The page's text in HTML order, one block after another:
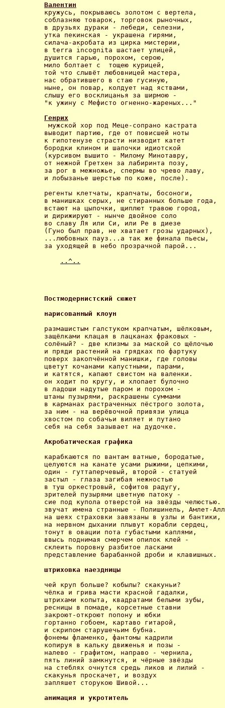
Валентин
кружусь, покрываюсь золотом с вертела,
соблазняю товарок, торговок рыночных,
в друзьях дураки - лебеди, селезни,
утка пекинская - украшена гирями,
силача-акробата из цирка мистерии,
в terra incognita шастает улицей,
душится гарью, порохом, серою,
мило болтает с  тощею курицей,
той что слывёт любовницей мастера,
нас обратившего в стаю гусиную,
ныне, он повар, колдует над яствами,
слышу его восклицанья за ширмою -
"к ужину с Мефисто огненно-жареных..."
Генрих
мужской хор под Меце-сопрано кастрата
выводит партию, где от повисшей ноты
к гипотенузе страсти низводит катет
бородки клином и шапочки идиотской
(курсивом вышито - Милому Минотавру,
от нежной Гретхен за лабиринта позу,
за рог в межножье, спермы во чрево лаву,
и лобызанье шерстью по коже, после).
регенты клетчаты, крапчаты, босоноги,
в манишках серых, не стиранных больше года,
встают на цыпочки, щиплют травою город,
и дирижируют - нынче двойное соло
во славу Ля или Си, или Ре в диезе
(Гуно был прав, не хватает грозы ударных),
...любовных пауз...а так же финала пьесы,
за уходящей в небо прозрачной парой...
..^..
Постмодернистский сюжет
нарисованный клоун
размашистым галстуком крапчатым, шёлковым,
защёлками клацая в лацканах фраковых -
солёный? - две клизмы за маской со щёлочью
и пряди растений на грядках по фартуку
поверх закопчённой манишки, где головы
цветут кочанами капустными, парами,
и катятся, капают свистом на валенки.
он ходит по кругу, и хлопает булочно
в ладоши надутые паром и порохом -
штаны пузырями, раскрашены суммами
в карманах растраченных пёстрого золота,
за ним - на верёвочной привязи улица
хвостом по собачьи виляет и путано
себя на себя зазывает на дудочке.
Акробатическая графика
карабкаются по вантам ватные, бородатые,
целуются на канате усами рыжими, цепкими,
один - гуттаперчевый, второй - статуей
застыл - глаза загибая нежностью
в туш оркестровый, софитов радугу,
зрителей пузырями цветную патоку -
сие под купола отверстой на звёзды челюстью.
звучат имена странные - Полишинель, Амлет-
на шеях страховки завязаны в узлы и бантики,
на нервном дыхании плывут корабли сердец,
тонут в овации пота губастыми каплями,
ввысь поднимая смерчем опилок клей -
склеить поровну разбитое ласками
представление барабанной дроби и клавишных.
штриховка наездницы
чей круп больше? кобылы? скакуньи?
чёлка и грива масти красной гадалки,
штрихами копыта, квадратами белыми зубы,
ресницы в помаде, корсетные ставни
закроют-откроют попону и юбки
гортанно гобоем, картаво гитарой,
и скрипом старушечьим бубна.
фонемы фламенко, фантомы кадрили
копируя в кальку движенья и позы -
налево - графитом, направо - чернила,
пять линий замкнутся, и чёрные звёзды
на стеблях очнутся средь ликов и лилий -
скакунья проскачет, и воздух
запляшет сторукою Шивой...
анимация и укротитель